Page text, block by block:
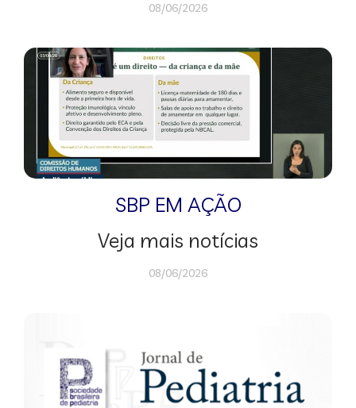
08/06/2026
SBP EM AÇÃO
Veja mais notícias
08/06/2026